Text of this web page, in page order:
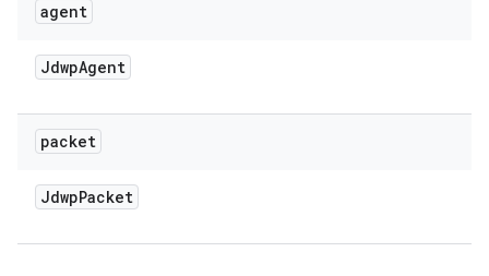
agent
JdwpAgent
packet
JdwpPacket